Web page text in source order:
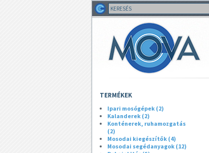
TERMÉKEK
Ipari mosógépek (2)
Kalanderek (2)
Konténerek, ruhamozgatás
(2)
Mosodai kiegészítők (4)
Mosodai segédanyagok (12)